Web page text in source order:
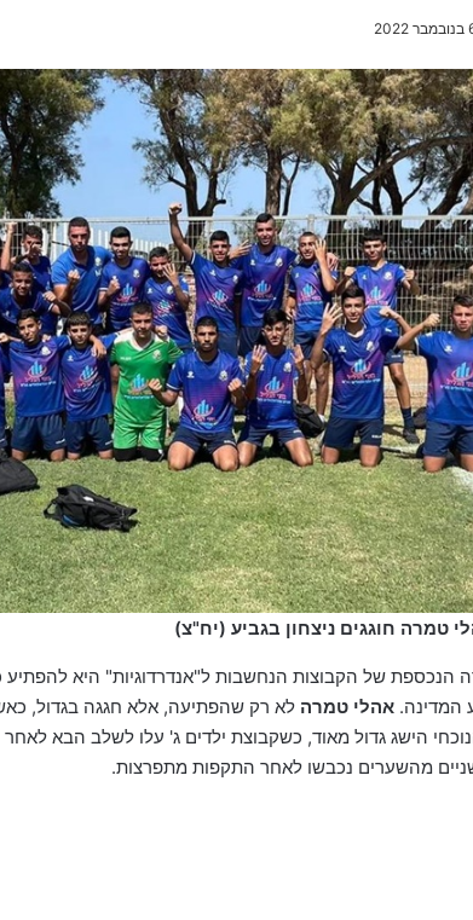
2022
טמרה חוגגים ניצחון בגביע (יח"צ)
הנכספת של הקבוצות הנחשבות ל"אנדרדוגיות" היא
המדינה. אהלי טמרה לא רק שהפתיעה, אלא חגגה בגדול,
גדול מאוד, כשקבוצת ילדים ג' עלו לשלב הבא לאחר 1-3 על צורן לאחר שלושער גדול של
מהשערים נכבשו לאחר התקפות מתפרצות.